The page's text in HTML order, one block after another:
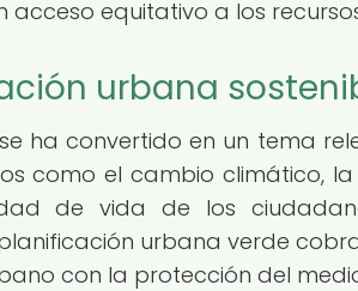
equitativo a los
urbana
ha convertido en un tema
como el cambio climático,
de vida de los
urbana verde
con la protección del